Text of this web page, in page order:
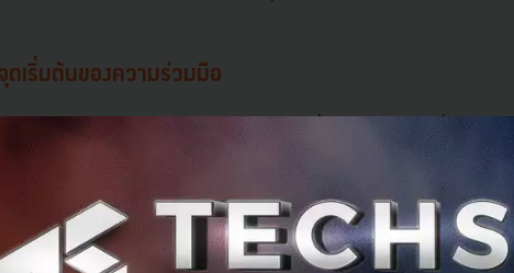
ดเริ่มต้นของความร่วมมือ
ประเทศไทยมีขยะจำนวน 27.4 ล้านตัน ซึ่งขยะประเภทที่เป็น
ทั้งหมดหรือประมาณ 17.6 ล้านตัน แม้ว่าจะเป็นไปไม่ได้ที่จะกำ
ยังคงบริโภคได้ ก็ควรที่จะเป็นประโยชน์กับผู้ที่จำเป็นมากกว่าจะ
เป็น startup ที่ต้องการจะเปลี่ยนแปลงอนาคตของอาหา